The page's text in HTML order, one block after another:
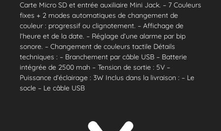
Carte Micro SD et entrée auxiliaire Mini Jack. – 7 Couleurs
fixes + 2 modes automatiques de changement de
couleur : progressif ou clignotement. – Affichage de
l’heure et de la date. – Réglage d’une alarme par bip
sonore. – Changement de couleurs tactile Détails
techniques : – Branchement par câble USB – Batterie
intégrée de 2500 mah – Tension de sortie : 5V –
Puissance d’éclairage : 3W Inclus dans la livraison : – Le
socle – Le câble USB